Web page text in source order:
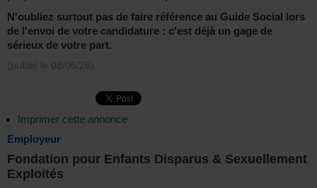
N'oubliez surtout pas de faire référence au Guide Social lors
de l'envoi de votre candidature : c'est déjà un gage de
sérieux de votre part.
(publié le 08/06/26
Imprimer cette annonce
Employeur
Fondation pour Enfants Disparus & Sexuellement
Exploités